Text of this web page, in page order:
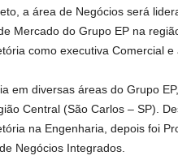
a área de Negócios será
Mercado do Grupo EP na
como executiva Comercial
em diversas áreas do Grupo
Central (São Carlos – SP).
na Engenharia, depois foi
Negócios Integrados.